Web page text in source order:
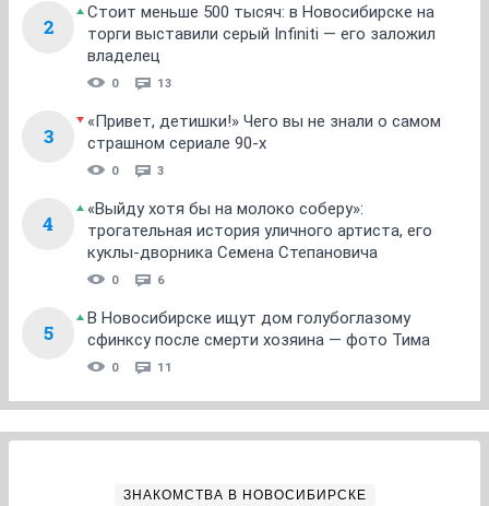
2
Стоит меньше 500 тысяч: в Новосибирске на
торги выставили серый Infiniti — его заложил
владелец
0 13
3
«Привет, детишки!» Чего вы не знали о самом
страшном сериале 90-х
0 3
4
«Выйду хотя бы на молоко соберу»:
трогательная история уличного артиста, его
куклы-дворника Семена Степановича
0 6
5
В Новосибирске ищут дом голубоглазому
сфинксу после смерти хозяина — фото Тима
0 11
ЗНАКОМСТВА В НОВОСИБИРСКЕ